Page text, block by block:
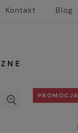
Kontakt Blog
PROMOCJA